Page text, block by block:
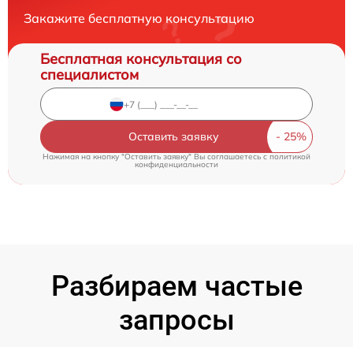
Закажите бесплатную консультацию
Бесплатная консультация со
специалистом
Оставить заявку
Нажимая на кнопку "Оставить заявку" Вы соглашаетесь cполитикой
конфиденциальности
Разбираем частые
запросы